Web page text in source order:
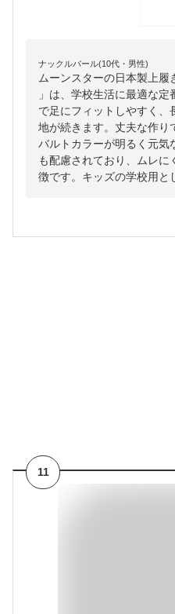
ナックルバール(10代・男性)
ムーンスターの日本製上履
」は、学校生活に最適な
で足にフィットしやすく、
地が続きます。丈夫な作り
バルトカラーが明るく元気
も配慮されており、ムレ
徴です。キッズの学校用と
11